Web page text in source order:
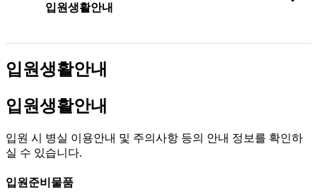
입원생활안내
입원생활안내
입원생활안내
입원 시 병실 이용안내 및 주의사항 등의 안내 정보를 확인하
실 수 있습니다.
입원준비물품